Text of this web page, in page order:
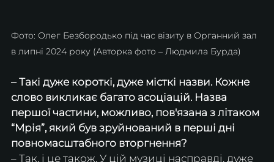
Фото: Олег Безбородько під час візиту в Органний зал
в липні 2024 року (Авторка фото – Людмила Бурда)
– Такі дуже короткі, дуже місткі назви. Кожне
слово викликає багато асоціацій. Назва
першої частини, можливо, пов'язана з літаком
“Мрія”, який був зруйнований в перші дні
повномасштабного вторгнення?
– Так, і це також. У цій музиці насправді, дуже